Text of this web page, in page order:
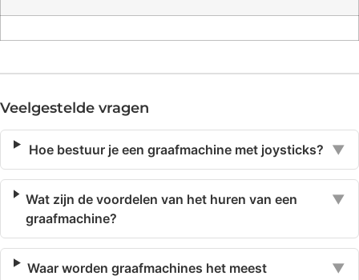
Veelgestelde vragen
Hoe bestuur je een graafmachine met joysticks? ▼
Wat zijn de voordelen van het huren van een
graafmachine?
▼
Waar worden graafmachines het meest
▼